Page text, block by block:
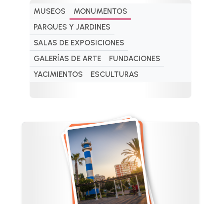
MUSEOS
MONUMENTOS
PARQUES Y JARDINES
SALAS DE EXPOSICIONES
GALERÍAS DE ARTE
FUNDACIONES
YACIMIENTOS
ESCULTURAS